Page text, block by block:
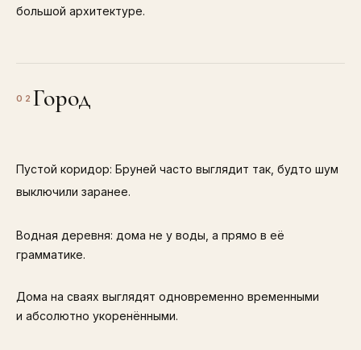
большой архитектуре.
02 Город
Пустой коридор: Бруней часто выглядит так, будто шум
выключили заранее.
Водная деревня: дома не у воды, а прямо в её
грамматике.
Дома на сваях выглядят одновременно временными
и абсолютно укоренёнными.